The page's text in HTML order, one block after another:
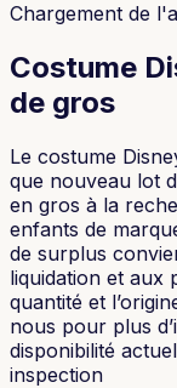
Chargement de
Costume
de gros
Le costume
que nouveau lot
en gros à la
enfants de
de surplus
liquidation et aux
quantité et
nous pour plus
disponibilité
inspection